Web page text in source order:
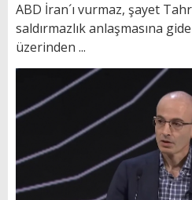
ABD İran´ı vurmaz, şayet
saldırmazlık anlaşmasına
üzerinden ...